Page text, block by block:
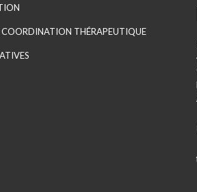
COORDINATION THÉRAPEUTIQUE